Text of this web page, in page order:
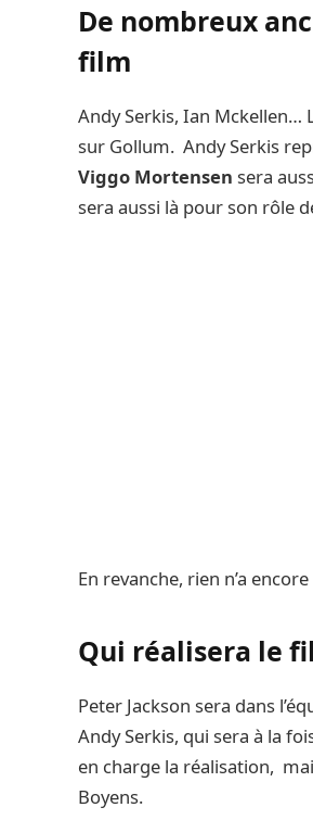
De nombreux
film
Andy Serkis, Ian Mckellen…
sur Gollum. Andy Serkis
Viggo Mortensen sera
sera aussi là pour son rôle
En revanche, rien n’a
Qui réalisera le
Peter Jackson sera dans
Andy Serkis, qui sera à la
en charge la réalisation,
Boyens.